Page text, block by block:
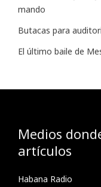
mando
Butacas para
El último baile de
Medios
artículos
Habana Radio